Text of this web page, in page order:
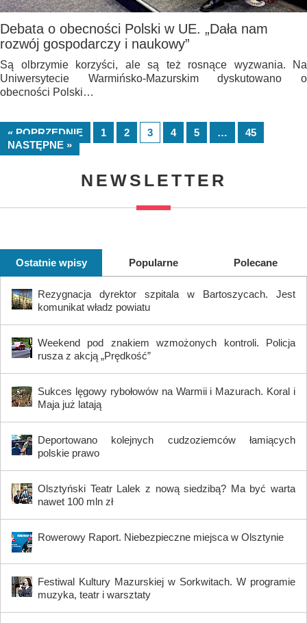
Debata o obecności Polski w UE. „Dała nam
rozwój gospodarczy i naukowy”
Są olbrzymie korzyści, ale są też rosnące wyzwania. Na
Uniwersytecie Warmińsko-Mazurskim dyskutowano o
obecności Polski…
« POPRZEDNIE 1 2 3 4 5 …
45
NASTĘPNE »
NEWSLETTER
Ostatnie wpisy Popularne Polecane
Rezygnacja dyrektor szpitala w Bartoszycach. Jest
komunikat władz powiatu
Weekend pod znakiem wzmożonych kontroli. Policja
rusza z akcją „Prędkość”
Sukces lęgowy rybołowów na Warmii i Mazurach. Koral i
Maja już latają
Deportowano kolejnych cudzoziemców łamiących
polskie prawo
Olsztyński Teatr Lalek z nową siedzibą? Ma być warta
nawet 100 mln zł
Rowerowy Raport. Niebezpieczne miejsca w Olsztynie
Festiwal Kultury Mazurskiej w Sorkwitach. W programie
muzyka, teatr i warsztaty